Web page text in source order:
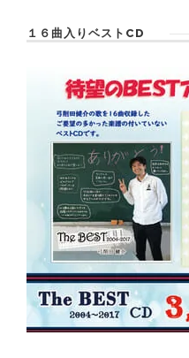
１６曲入りベストCD